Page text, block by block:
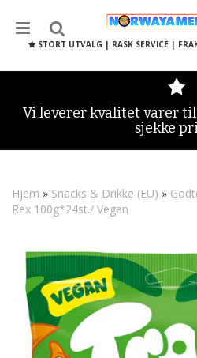
STORT UTVALG | RASK SERVICE |
Vi leverer kvalitet varer
sjekke
Hjem » Snacks & Drikke (EU) »
Rex 100g*24st./ Vegan